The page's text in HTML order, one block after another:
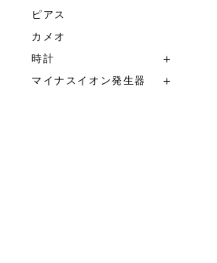
ピアス
カメオ
時計
マイナスイオン発生器